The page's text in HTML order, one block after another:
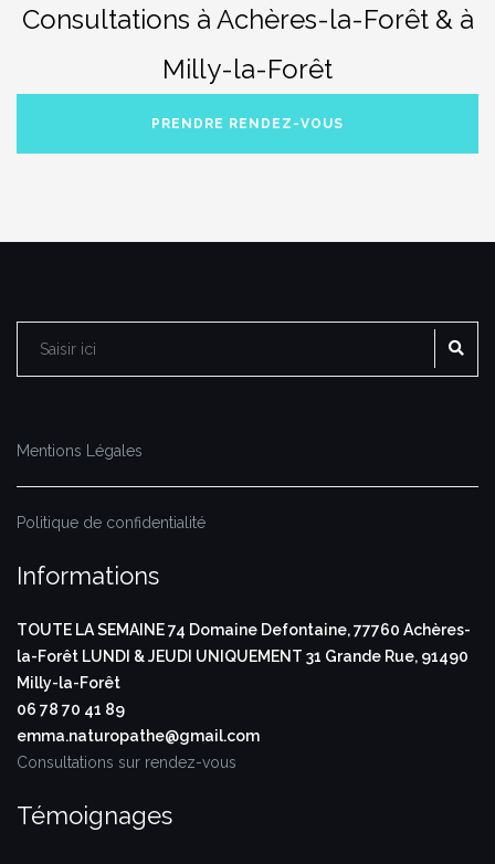
Consultations à Achères-la-Forêt & à
Milly-la-Forêt
PRENDRE RENDEZ-VOUS
Rechercher :
Mentions Légales
Politique de confidentialité
Informations
TOUTE LA SEMAINE74 Domaine Defontaine,77760 Achères-
la-Forêt LUNDI & JEUDI UNIQUEMENT 31 Grande Rue, 91490
Milly-la-Forêt
06 78 70 41 89
emma.naturopathe@gmail.com
Consultations sur rendez-vous
Témoignages